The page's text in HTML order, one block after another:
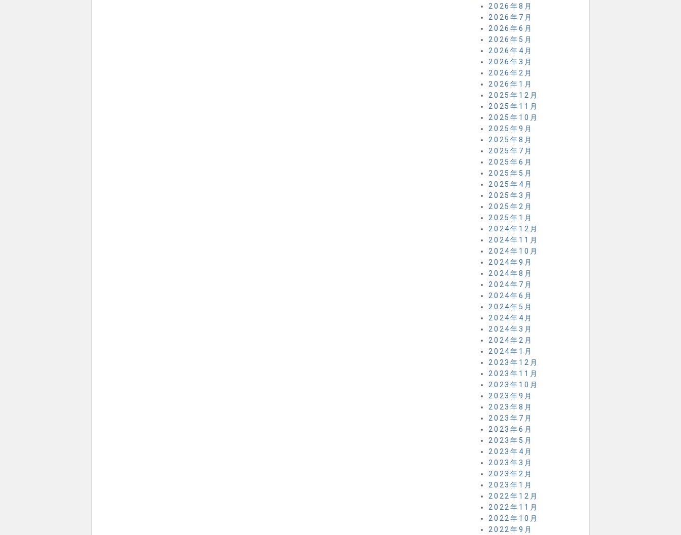
2026年8月
2026年7月
2026年6月
2026年5月
2026年4月
2026年3月
2026年2月
2026年1月
2025年12月
2025年11月
2025年10月
2025年9月
2025年8月
2025年7月
2025年6月
2025年5月
2025年4月
2025年3月
2025年2月
2025年1月
2024年12月
2024年11月
2024年10月
2024年9月
2024年8月
2024年7月
2024年6月
2024年5月
2024年4月
2024年3月
2024年2月
2024年1月
2023年12月
2023年11月
2023年10月
2023年9月
2023年8月
2023年7月
2023年6月
2023年5月
2023年4月
2023年3月
2023年2月
2023年1月
2022年12月
2022年11月
2022年10月
2022年9月